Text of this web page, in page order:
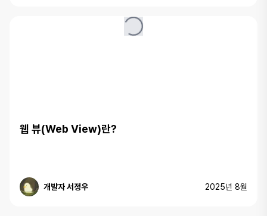
웹 뷰(Web View)란?
개발자 서정우 2025년 8월